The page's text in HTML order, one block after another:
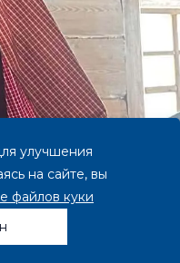
улучшения
на сайте, вы
файлов куки